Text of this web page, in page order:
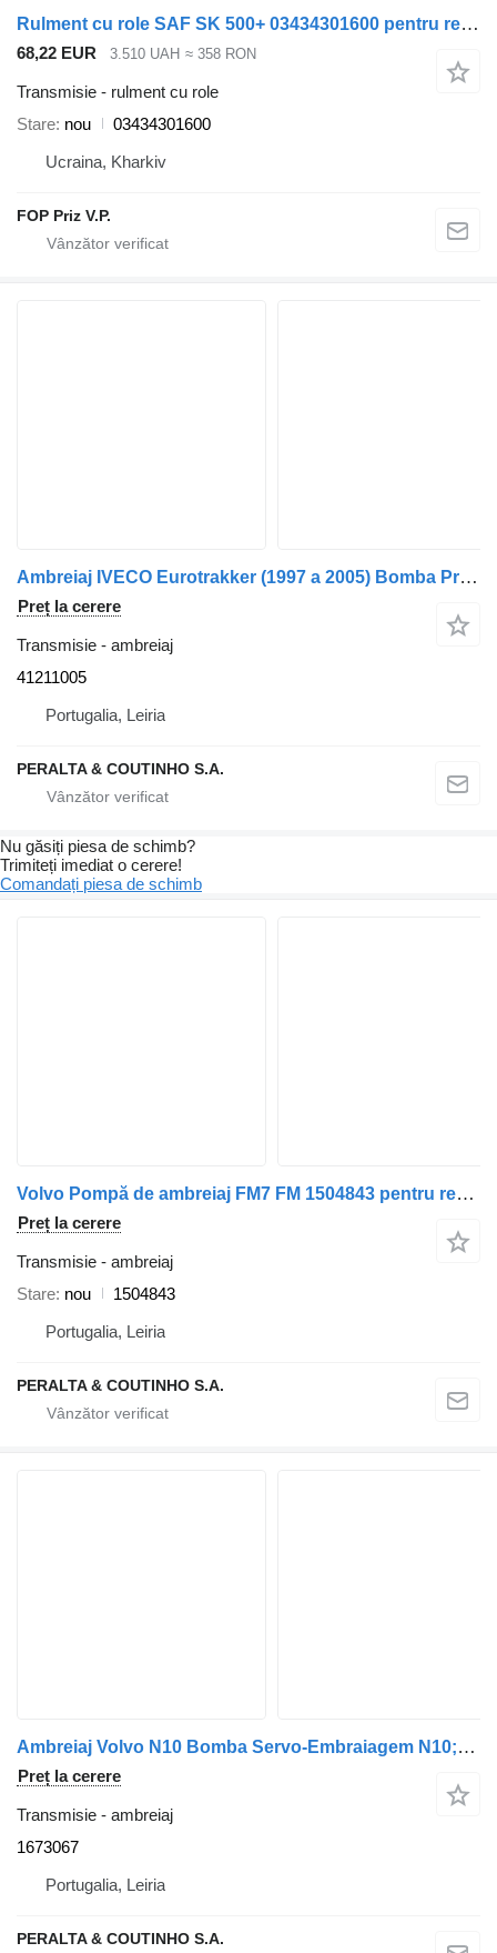
Rulment cu role SAF SK 500+ 03434301600 pentru remorcă
68,22 EUR 3.510 UAH ≈ 358 RON
Transmisie - rulment cu role
Stare nou
03434301600
Ucraina, Kharkiv
FOP Priz V.P.
Ambreiaj IVECO Eurotrakker (1997 a 2005) Bomba Principal de Embraiagem 5728DE31 41211005 pentru remorcă
Preț la cerere
Transmisie - ambreiaj
41211005
Portugalia, Leiria
PERALTA & COUTINHO S.A.
Nu găsiți piesa de schimb?
Trimiteți imediat o cerere!
Comandați piesa de schimb
Volvo Pompă de ambreiaj FM7 FM 1504843 pentru remorcă Volvo
Preț la cerere
Transmisie - ambreiaj
Stare nou
1504843
Portugalia, Leiria
PERALTA & COUTINHO S.A.
Ambreiaj Volvo N10 Bomba Servo-Embraiagem N10;NL10 1673067 pentru remorcă Volvo
Preț la cerere
Transmisie - ambreiaj
1673067
Portugalia, Leiria
PERALTA & COUTINHO S.A.